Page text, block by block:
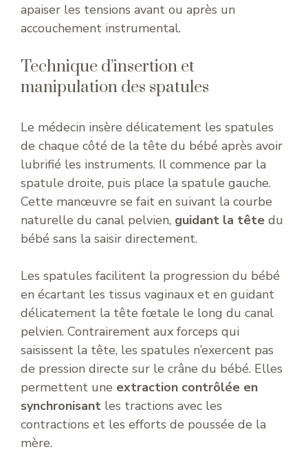
apaiser les tensions avant ou après un
accouchement instrumental.
Technique d’insertion et
manipulation des spatules
Le médecin insère délicatement les spatules
de chaque côté de la tête du bébé après avoir
lubrifié les instruments. Il commence par la
spatule droite, puis place la spatule gauche.
Cette manœuvre se fait en suivant la courbe
naturelle du canal pelvien, guidant la tête du
bébé sans la saisir directement.
Les spatules facilitent la progression du bébé
en écartant les tissus vaginaux et en guidant
délicatement la tête fœtale le long du canal
pelvien. Contrairement aux forceps qui
saisissent la tête, les spatules n’exercent pas
de pression directe sur le crâne du bébé. Elles
permettent une extraction contrôlée en
synchronisant les tractions avec les
contractions et les efforts de poussée de la
mère.